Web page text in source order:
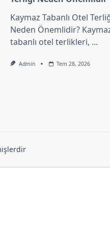
Kaymaz Tabanlı Otel
Neden Önemlidir?
tabanlı otel terlikleri, ...
Admin Tem 28, 2026